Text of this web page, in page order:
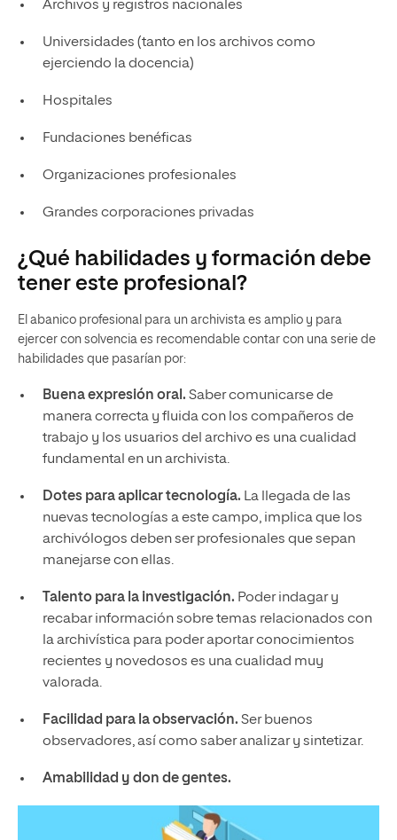
Archivos y registros nacionales
Universidades (tanto en los archivos como
ejerciendo la docencia)
Hospitales
Fundaciones benéficas
Organizaciones profesionales
Grandes corporaciones privadas
¿Qué habilidades y formación debe
tener este profesional?
El abanico profesional para un archivista es amplio y para
ejercer con solvencia es recomendable contar con una serie de
habilidades que pasarían por:
Buena expresión oral. Saber comunicarse de
manera correcta y fluida con los compañeros de
trabajo y los usuarios del archivo es una cualidad
fundamental en un archivista.
Dotes para aplicar tecnología. La llegada de las
nuevas tecnologías a este campo, implica que los
archivólogos deben ser profesionales que sepan
manejarse con ellas.
Talento para la investigación. Poder indagar y
recabar información sobre temas relacionados con
la archivística para poder aportar conocimientos
recientes y novedosos es una cualidad muy
valorada.
Facilidad para la observación. Ser buenos
observadores, así como saber analizar y sintetizar.
Amabilidad y don de gentes.